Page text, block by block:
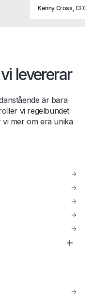
Kenny Cross, CEO,
levererar
är bara
vi regelbundet
vi mer om era unika